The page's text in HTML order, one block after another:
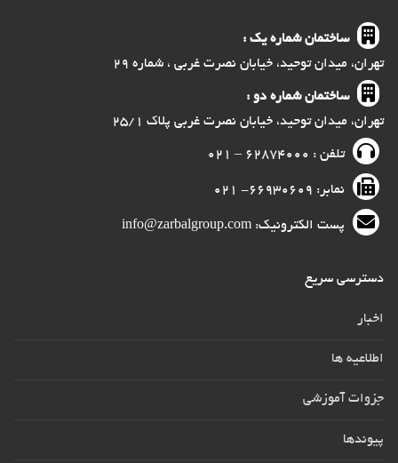
ساختمان شماره یک :
تهران، میدان توحید، خیابان نصرت غربی ، شماره ۲۹
ساختمان شماره دو :
تهران، میدان توحید، خیابان نصرت غربی پلاک ۲۵/۱
تلفن : ۶۲۸۷۴۰۰۰ – ۰۲۱
نمابر: ۶۶۹۳۰۶۰۹- ۰۲۱
پست الکترونیک: info@zarbalgroup.com
دسترسی سریع
اخبار
اطلاعیه ها
جزوات آموزشی
پیوندها